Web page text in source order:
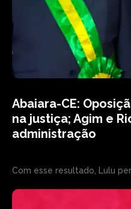
Abaiara-CE:
na justiça; Agim e
administração
Com esse resultado, Lulu